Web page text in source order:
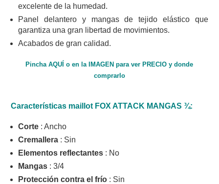
excelente de la humedad.
Panel delantero y mangas de tejido elástico que
garantiza una gran libertad de movimientos.
Acabados de gran calidad.
Pincha AQUÍ o en la IMAGEN para ver PRECIO y donde
comprarlo
Características maillot FOX ATTACK MANGAS ¾:
Corte : Ancho
Cremallera : Sin
Elementos reflectantes : No
Mangas : 3/4
Protección contra el frío : Sin